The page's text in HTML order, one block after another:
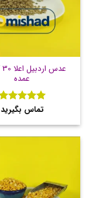
عمده
نمره 5از
تماس بگیرید